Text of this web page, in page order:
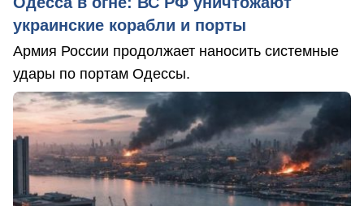
украинские корабли и порты
Армия России продолжает наносить системные
удары по портам Одессы.